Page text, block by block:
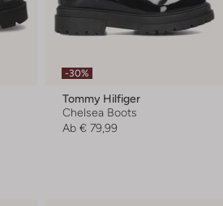
-30%
Tommy Hilfiger
Chelsea Boots
Ab € 79,99